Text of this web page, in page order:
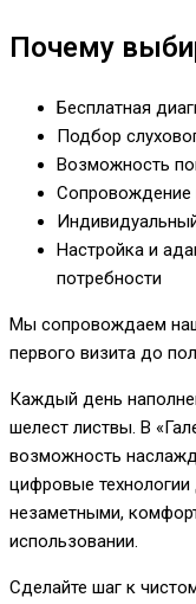
Почему
Бесплатная
Подбор
Возможность
Сопровождение
Настройка и
потребности
Мы сопровождаем
первого визита до
Каждый день
шелест листвы. В
возможность
цифровые
незаметными,
использовании.
Сделайте шаг к